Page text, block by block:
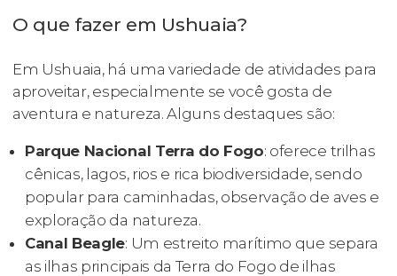
O que fazer em Ushuaia?
Em Ushuaia, há uma variedade de atividades para
aproveitar, especialmente se você gosta de
aventura e natureza. Alguns destaques são:
Parque Nacional Terra do Fogo: oferece trilhas
cênicas, lagos, rios e rica biodiversidade, sendo
popular para caminhadas, observação de aves e
exploração da natureza.
Canal Beagle: Um estreito marítimo que separa
as ilhas principais da Terra do Fogo de ilhas